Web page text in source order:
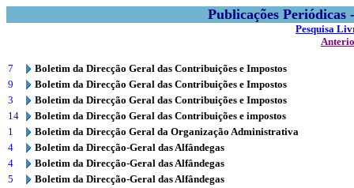
Publicações
Pesquisa
7
Boletim da Direcção Geral das Contribuições e Impostos
9
Boletim da Direcção Geral das Contribuições e Impostos
3
Boletim da Direcção Geral das Contribuições e Impostos
14
Boletim da Direcção Geral das Contribuições e impostos
1
Boletim da Direcção Geral da Organização Administrativa
4
Boletim da Direcção-Geral das Alfândegas
4
Boletim da Direcção-Geral das Alfândegas
5
Boletim da Direcção-Geral das Alfândegas